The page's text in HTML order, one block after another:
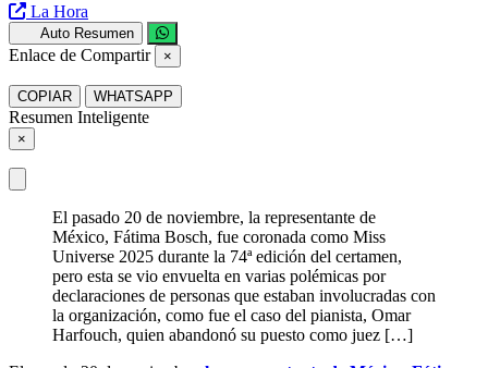
La Hora
Auto Resumen
Enlace de Compartir ×
COPIAR WHATSAPP
Resumen Inteligente
×
El pasado 20 de noviembre, la representante de
México, Fátima Bosch, fue coronada como Miss
Universe 2025 durante la 74ª edición del certamen,
pero esta se vio envuelta en varias polémicas por
declaraciones de personas que estaban involucradas con
la organización, como fue el caso del pianista, Omar
Harfouch, quien abandonó su puesto como juez […]